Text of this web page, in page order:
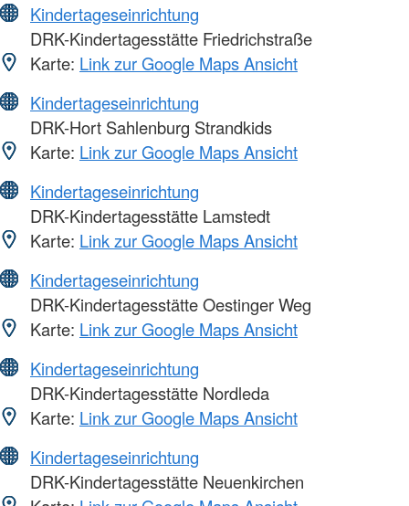
Kindertageseinrichtung
DRK-Kindertagesstätte Friedrichstraße
Karte: Link zur Google Maps Ansicht
Kindertageseinrichtung
DRK-Hort Sahlenburg Strandkids
Karte: Link zur Google Maps Ansicht
Kindertageseinrichtung
DRK-Kindertagesstätte Lamstedt
Karte: Link zur Google Maps Ansicht
Kindertageseinrichtung
DRK-Kindertagesstätte Oestinger Weg
Karte: Link zur Google Maps Ansicht
Kindertageseinrichtung
DRK-Kindertagesstätte Nordleda
Karte: Link zur Google Maps Ansicht
Kindertageseinrichtung
DRK-Kindertagesstätte Neuenkirchen